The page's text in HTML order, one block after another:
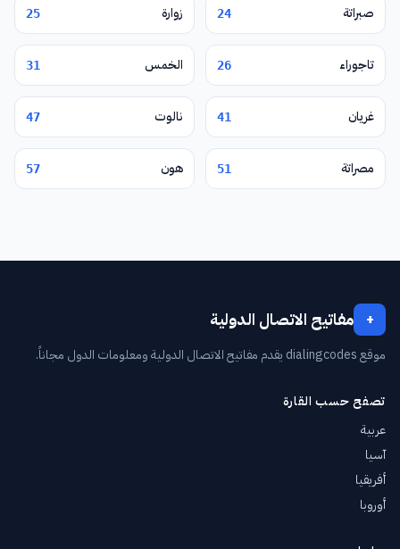
صبراتة 24 زوارة 25
تاجوراء 26 الخمس 31
غريان 41 نالوت 47
مصراتة 51 هون 57
+ مفاتيح الاتصال الدولية
موقع dialingcodes يقدم مفاتيح الاتصال الدولية ومعلومات الدول مجاناً.
تصفح حسب القارة
عربية
آسيا
أفريقيا
أوروبا